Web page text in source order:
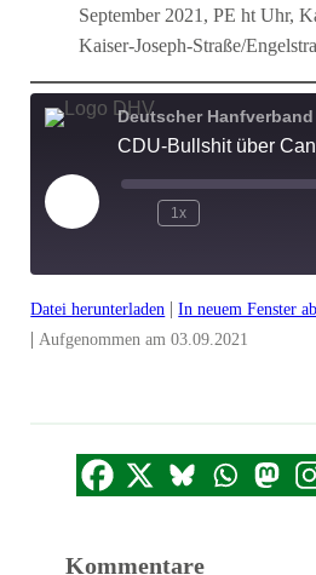
September 2021, PE ht Uhr,
Kaiser-Joseph-Straße/
Deutscher Hanfverband
Play
Episode
1x
Datei herunterladen |In neuem Fenster
|Aufgenommen am 03.09.2021
Kommentare